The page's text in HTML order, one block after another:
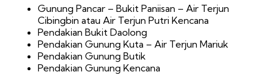
Gunung Pancar – Bukit Paniisan – Air Terjun
Cibingbin atau Air Terjun Putri Kencana
Pendakian Bukit Daolong
Pendakian Gunung Kuta – Air Terjun Mariuk
Pendakian Gunung Butik
Pendakian Gunung Kencana